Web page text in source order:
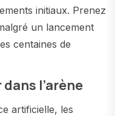
initiaux. Prenez
un lancement
centaines de
l’arène
artificielle, les